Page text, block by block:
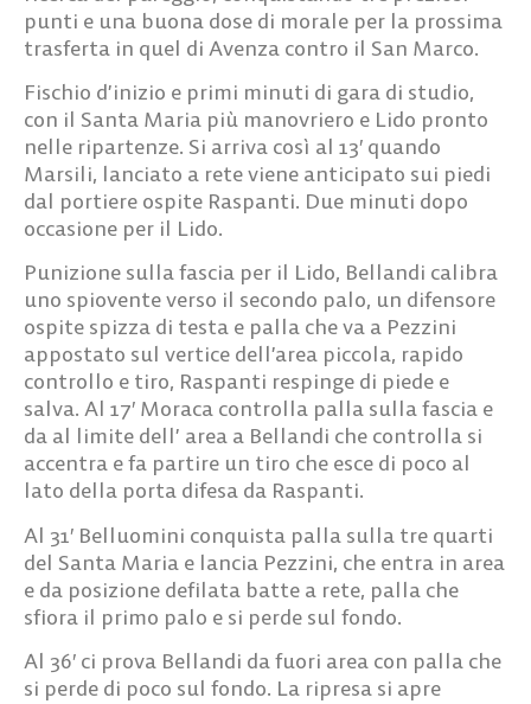
punti e una buona dose di morale per la prossima
trasferta in quel di Avenza contro il San Marco.
Fischio d’inizio e primi minuti di gara di studio,
con il Santa Maria più manovriero e Lido pronto
nelle ripartenze. Si arriva così al 13′ quando
Marsili, lanciato a rete viene anticipato sui piedi
dal portiere ospite Raspanti. Due minuti dopo
occasione per il Lido.
Punizione sulla fascia per il Lido, Bellandi calibra
uno spiovente verso il secondo palo, un difensore
ospite spizza di testa e palla che va a Pezzini
appostato sul vertice dell’area piccola, rapido
controllo e tiro, Raspanti respinge di piede e
salva. Al 17′ Moraca controlla palla sulla fascia e
da al limite dell’ area a Bellandi che controlla si
accentra e fa partire un tiro che esce di poco al
lato della porta difesa da Raspanti.
Al 31′ Belluomini conquista palla sulla tre quarti
del Santa Maria e lancia Pezzini, che entra in area
e da posizione defilata batte a rete, palla che
sfiora il primo palo e si perde sul fondo.
Al 36′ ci prova Bellandi da fuori area con palla che
si perde di poco sul fondo. La ripresa si apre